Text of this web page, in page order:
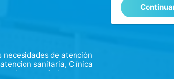
necesidades de atención
sanitaria, Clínica
profesionales en